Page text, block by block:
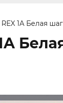
1А Белая